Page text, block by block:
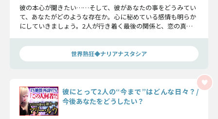
彼の本心が聞きたい……そして、彼があなたの事をどうみてい
て、あなたがどのような存在か。心に秘めている感情も明らか
にしていきましょう。2人が行き着く最後の関係と、恋の真実
世界熱狂◆ナリアナスタシア
彼にとって2人の“今まで”はどんな日々？/
今後あなたをどうしたい？